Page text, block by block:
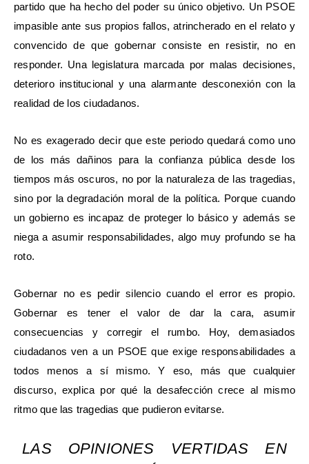
partido que ha hecho del poder su único objetivo. Un PSOE
impasible ante sus propios fallos, atrincherado en el relato y
convencido de que gobernar consiste en resistir, no en
responder. Una legislatura marcada por malas decisiones,
deterioro institucional y una alarmante desconexión con la
realidad de los ciudadanos.
No es exagerado decir que este periodo quedará como uno
de los más dañinos para la confianza pública desde los
tiempos más oscuros, no por la naturaleza de las tragedias,
sino por la degradación moral de la política. Porque cuando
un gobierno es incapaz de proteger lo básico y además se
niega a asumir responsabilidades, algo muy profundo se ha
roto.
Gobernar no es pedir silencio cuando el error es propio.
Gobernar es tener el valor de dar la cara, asumir
consecuencias y corregir el rumbo. Hoy, demasiados
ciudadanos ven a un PSOE que exige responsabilidades a
todos menos a sí mismo. Y eso, más que cualquier
discurso, explica por qué la desafección crece al mismo
ritmo que las tragedias que pudieron evitarse.
LAS OPINIONES VERTIDAS EN